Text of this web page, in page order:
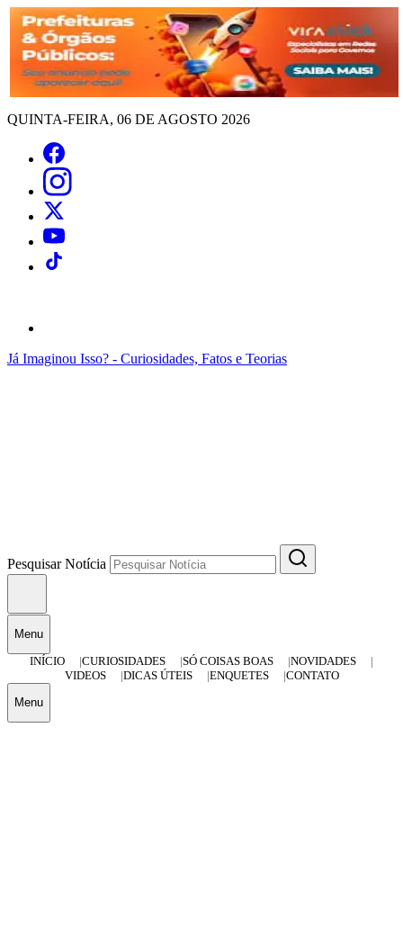
QUINTA-FEIRA, 06 DE AGOSTO 2026
Já Imaginou Isso? - Curiosidades, Fatos e Teorias
Pesquisar Notícia
Menu
INÍCIO
CURIOSIDADES SÓ COISAS BOAS
NOVIDADES
VIDEOS
DICAS ÚTEIS ENQUETES CONTATO
Menu